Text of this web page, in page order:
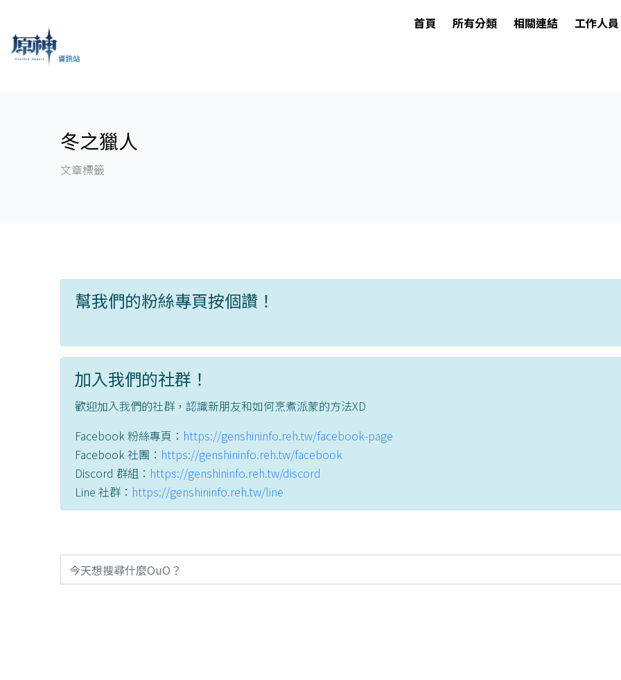
首頁 所有分類 相關連結 工作人員
冬之獵人
文章標籤
幫我們的粉絲專頁按個讚！
加入我們的社群！
歡迎加入我們的社群，認識新朋友和如何烹煮派蒙的方法XD
Facebook 粉絲專頁： https://genshininfo.reh.tw/facebook-page
Facebook 社團： https://genshininfo.reh.tw/facebook
Discord 群組： https://genshininfo.reh.tw/discord
Line 社群： https://genshininfo.reh.tw/line